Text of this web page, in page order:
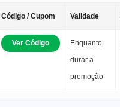
Código / Cupom Validade
Ver Código
Enquanto
durar a
promoção